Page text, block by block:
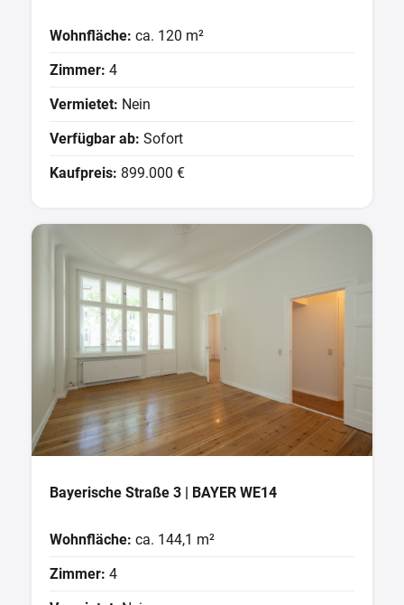
Wohnfläche: ca. 120 m²
Zimmer: 4
Vermietet: Nein
Verfügbar ab: Sofort
Kaufpreis: 899.000 €
Bayerische Straße 3 | BAYER WE14
Wohnfläche: ca. 144,1 m²
Zimmer: 4